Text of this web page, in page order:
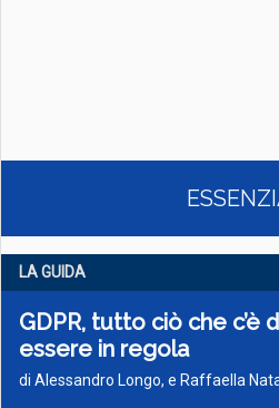
LA GUIDA
GDPR, tutto ciò che c’è
essere in regola
di Alessandro Longo, e Raffaella